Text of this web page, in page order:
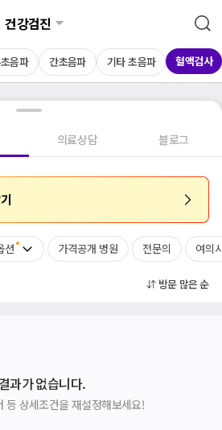
건강검진
음파 간초음파 기타 초음파 혈액검사
의료상담 블로그
션 가격공개 병원 전문의 여의사
방문 많은 순
과가 없습니다.
등 상세조건을 재설정해보세요!